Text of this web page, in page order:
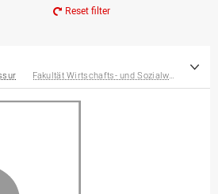
und
Reset filter